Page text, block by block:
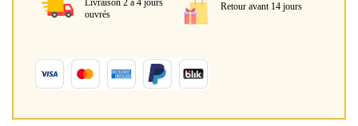
Livraison 2 à 4 jours
ouvrés
Retour avant 14 jours